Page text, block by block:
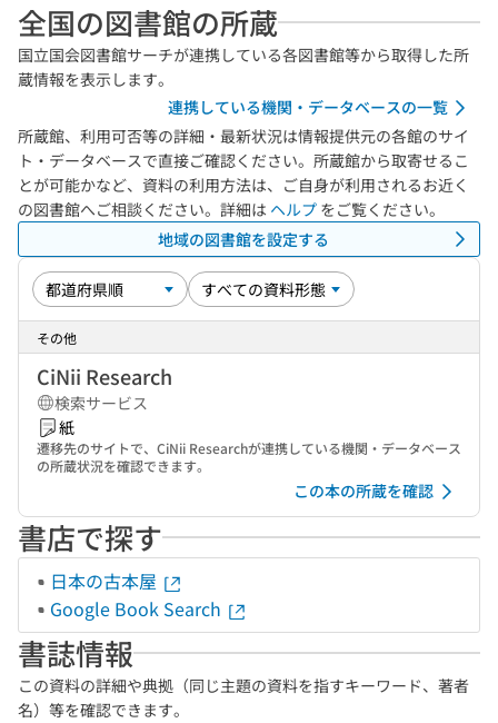
全国の図書館の所蔵
国立国会図書館サーチが連携している各図書館等から取得した所
蔵情報を表示します。
連携している機関・データベースの一覧
所蔵館、利用可否等の詳細・最新状況は情報提供元の各館のサイ
ト・データベースで直接ご確認ください。所蔵館から取寄せるこ
とが可能かなど、資料の利用方法は、ご自身が利用されるお近く
の図書館へご相談ください。詳細は ヘルプ をご覧ください。
地域の図書館を設定する
その他
CiNii Research
検索サービス
紙
遷移先のサイトで、CiNii Researchが連携している機関・データベース
の所蔵状況を確認できます。
この本の所蔵を確認
書店で探す
日本の古本屋
Google Book Search
書誌情報
この資料の詳細や典拠（同じ主題の資料を指すキーワード、著者
名）等を確認できます。